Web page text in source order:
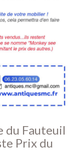
du Fauteuil
Prix du